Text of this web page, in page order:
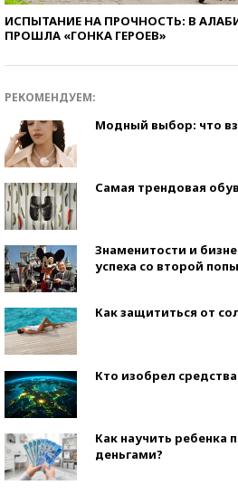
ИСПЫТАНИЕ НА ПРОЧНОСТЬ: В
ПРОШЛА «ГОНКА ГЕРОЕВ»
РЕКОМЕНДУЕМ:
Модный выбор: что
Самая трендовая
Знаменитости и
успеха со второй
Как защититься от
Кто изобрел средства
Как научить ребенка
деньгами?